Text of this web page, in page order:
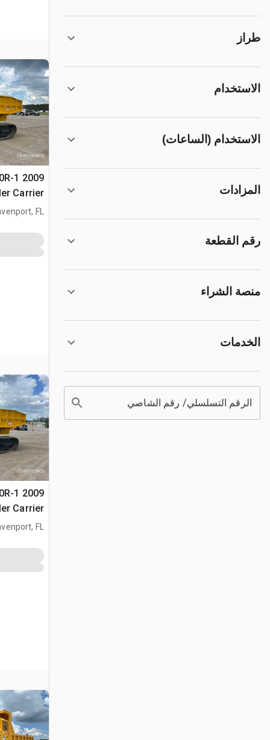
طراز
الاستخدام
الاستخدام (الساعات)
المزادات
رقم القطعة
منصة الشراء
الخدمات
الرقم التسلسلي/ رقم الشاصي
1
Carrier
FL
1
Carrier
FL